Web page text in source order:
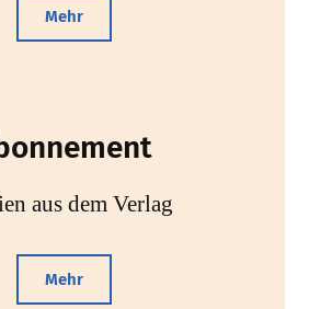
Mehr
aus dem Verlag
Mehr